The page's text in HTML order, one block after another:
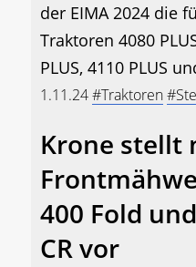
der EIMA 2024 die
Traktoren 4080
PLUS, 4110 PLUS
1.11.24#Traktoren
Krone stellt
400 Fold
CR vor